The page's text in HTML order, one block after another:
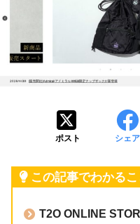
ポスト シェア
この記事でわかるこ
T2O ONLINE